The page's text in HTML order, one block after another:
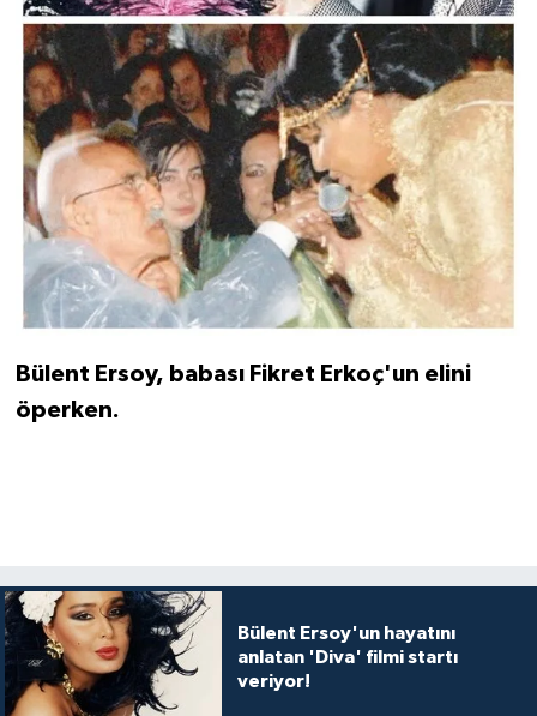
Bülent Ersoy, babası Fikret Erkoç'un elini
öperken.
Bülent Ersoy'un hayatını
anlatan 'Diva' filmi startı
veriyor!